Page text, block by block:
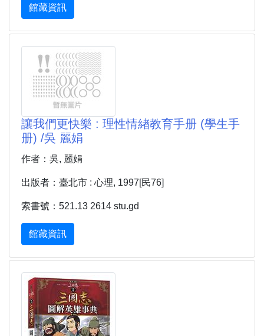
館藏資訊
讓我們更快樂 : 理性情緖教育手册 (學生手
册) /吳 麗娟
作者：吳, 麗娟
出版者：臺北市 : 心理, 1997[民76]
索書號：521.13 2614 stu.gd
館藏資訊